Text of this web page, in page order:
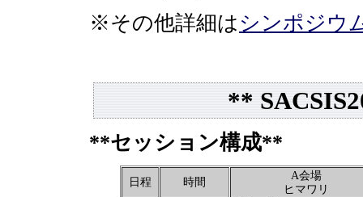
※その他詳細は シンポジウ
**
**セッション構成**
日程 時間
A会場
ヒマワリ